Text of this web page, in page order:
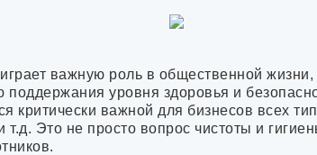
Апатиты
Лысьва
важную роль в общественной
уровня здоровья и
критически важной для бизнесов всех
т.д. Это не просто вопрос чистоты и